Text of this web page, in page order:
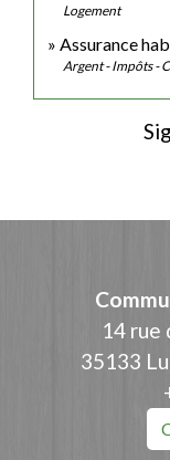
Logement
Assurance
Argent - Impôts -
14 rue
35133